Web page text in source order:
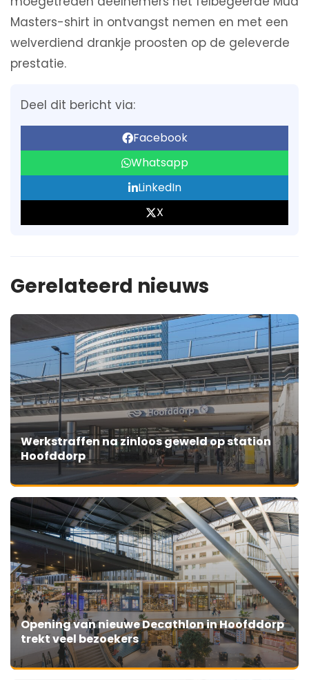
Masters-shirt in ontvangst nemen en met een
welverdiend drankje proosten op de geleverde
prestatie.
Deel dit bericht via:
Facebook
Whatsapp
LinkedIn
X
Gerelateerd nieuws
Werkstraffen na zinloos geweld op station
Hoofddorp
Opening van nieuwe Decathlon in Hoofddorp
trekt veel bezoekers